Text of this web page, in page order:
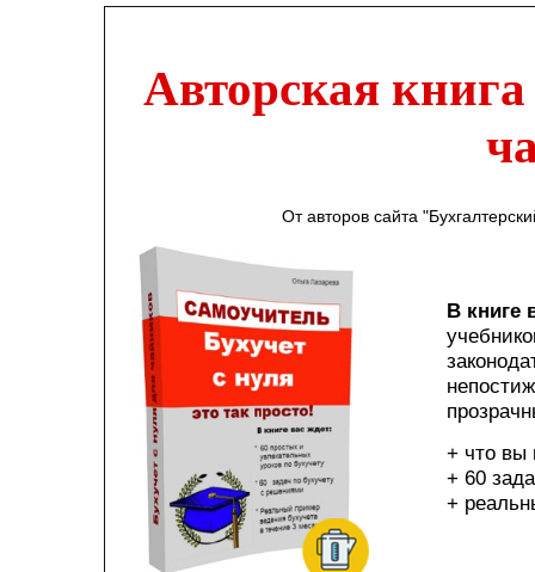
Авторская
От авторов сайта
В книге
+ что вы
+ 60
+